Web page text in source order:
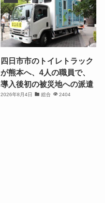
四日市市のトイレトラック
が熊本へ、4人の職員で、
導入後初の被災地への派遣
2026年8月4日 総合 2404